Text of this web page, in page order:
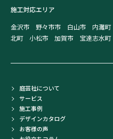
施工対応エリア
金沢市 野々市市 白山市 内灘
北町 小松市 加賀市 宝達志水
庭芸社について
サービス
施工事例
デザインカタログ
お客様の声